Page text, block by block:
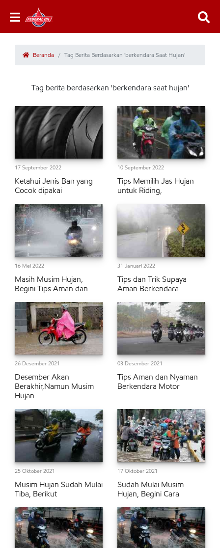
Beranda Tag Berita Berdasarkan 'berkendara Saat Hujan'
Tag berita berdasarkan 'berkendara saat hujan'
17 September 2022
Ketahui Jenis Ban yang
Cocok dipakai
10 September 2022
Tips Memilih Jas Hujan
untuk Riding,
16 Mei 2022
Masih Musim Hujan,
Begini Tips Aman dan
31 Januari 2022
Tips dan Trik Supaya
Aman Berkendara
26 Desember 2021
Desember Akan
Berakhir,Namun Musim
Hujan
03 Desember 2021
Tips Aman dan Nyaman
Berkendara Motor
25 Oktober 2021
Musim Hujan Sudah Mulai
Tiba, Berikut
17 Oktober 2021
Sudah Mulai Musim
Hujan, Begini Cara